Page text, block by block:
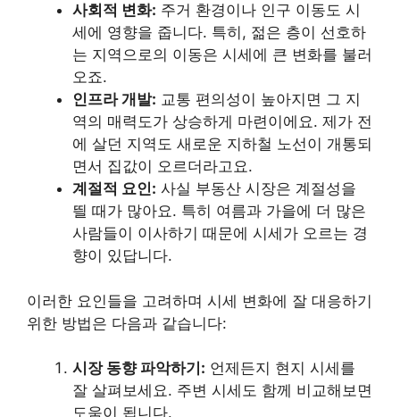
사회적 변화: 주거 환경이나 인구 이동도 시
세에 영향을 줍니다. 특히, 젊은 층이 선호하
는 지역으로의 이동은 시세에 큰 변화를 불러
오죠.
인프라 개발: 교통 편의성이 높아지면 그 지
역의 매력도가 상승하게 마련이에요. 제가 전
에 살던 지역도 새로운 지하철 노선이 개통되
면서 집값이 오르더라고요.
계절적 요인: 사실 부동산 시장은 계절성을
띌 때가 많아요. 특히 여름과 가을에 더 많은
사람들이 이사하기 때문에 시세가 오르는 경
향이 있답니다.
이러한 요인들을 고려하며 시세 변화에 잘 대응하기
위한 방법은 다음과 같습니다:
시장 동향 파악하기: 언제든지 현지 시세를
잘 살펴보세요. 주변 시세도 함께 비교해보면
도움이 됩니다.